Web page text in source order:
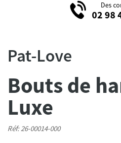
Des
02 98
Pat-Love
Bouts de
Luxe
Réf: 26-00014-000